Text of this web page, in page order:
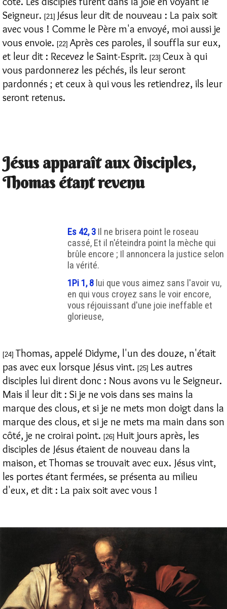
Seigneur. [21] Jésus leur dit de nouveau : La paix soit
avec vous ! Comme le Père m'a envoyé, moi aussi je
vous envoie. [22] Après ces paroles, il souffla sur eux,
et leur dit : Recevez le Saint-Esprit. [23] Ceux à qui
vous pardonnerez les péchés, ils leur seront
pardonnés ; et ceux à qui vous les retiendrez, ils leur
seront retenus.
Jésus apparaît aux disciples,
Thomas étant revenu
Es 42, 3 Il ne brisera point le roseau
cassé, Et il n'éteindra point la mèche qui
brûle encore ; Il annoncera la justice selon
la vérité.
1Pi 1, 8 lui que vous aimez sans l'avoir vu,
en qui vous croyez sans le voir encore,
vous réjouissant d'une joie ineffable et
glorieuse,
[24] Thomas, appelé Didyme, l'un des douze, n'était
pas avec eux lorsque Jésus vint. [25] Les autres
disciples lui dirent donc : Nous avons vu le Seigneur.
Mais il leur dit : Si je ne vois dans ses mains la
marque des clous, et si je ne mets mon doigt dans la
marque des clous, et si je ne mets ma main dans son
côté, je ne croirai point. [26] Huit jours après, les
disciples de Jésus étaient de nouveau dans la
maison, et Thomas se trouvait avec eux. Jésus vint,
les portes étant fermées, se présenta au milieu
d'eux, et dit : La paix soit avec vous !